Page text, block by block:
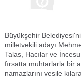
Büyükşehir
milletvekili adayı
Talas, Hacılar ve
fırsatta muhtarlarla bir
namazlarını vesile